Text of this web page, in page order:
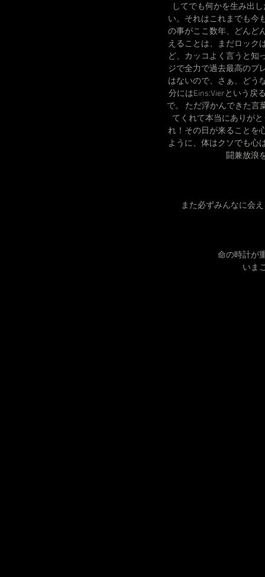
してでも何かを生み出
い。それはこれまでも今
の事がここ数年、どんど
えることは、まだロック
ど、カッコよく言うと知
ジで全力で過去最高のプ
はないので、さぁ、どう
分にはEins:Vierという戻
で。 ただ浮かんできた言
てくれて本当にありが
れ！その日が来ることを
ように、体はクソでも心
闘兼放浪
また必ずみんなに会
命の時計が
いま